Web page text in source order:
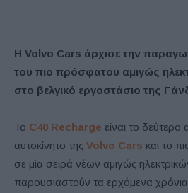
Η Volvo Cars άρχισε την
του πιο πρόσφατου αμιγώς
στο βελγικό εργοστάσιο της
Το C40 Recharge είναι το δεύτερο
αυτοκίνητο της Volvo Cars και το
σε μία σειρά νέων αμιγώς
παρουσιαστούν τα ερχόμενα